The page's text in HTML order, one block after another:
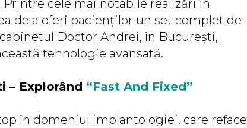
cele mai notabile realizări în
de a oferi pacienților un set complet de
Doctor Andrei, în București,
tehnologie avansată.
– Explorând “Fast And Fixed”
în domeniul implantologiei, care reface